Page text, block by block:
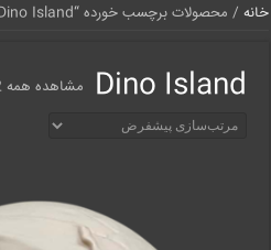
خانه / محصولات برچسب خورده “Dino Island”
Dino Island مشاهده همه 2 نتیجه